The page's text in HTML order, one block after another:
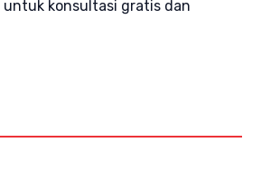
untuk konsultasi gratis dan